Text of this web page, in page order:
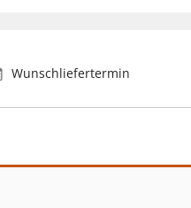
Wunschliefertermin